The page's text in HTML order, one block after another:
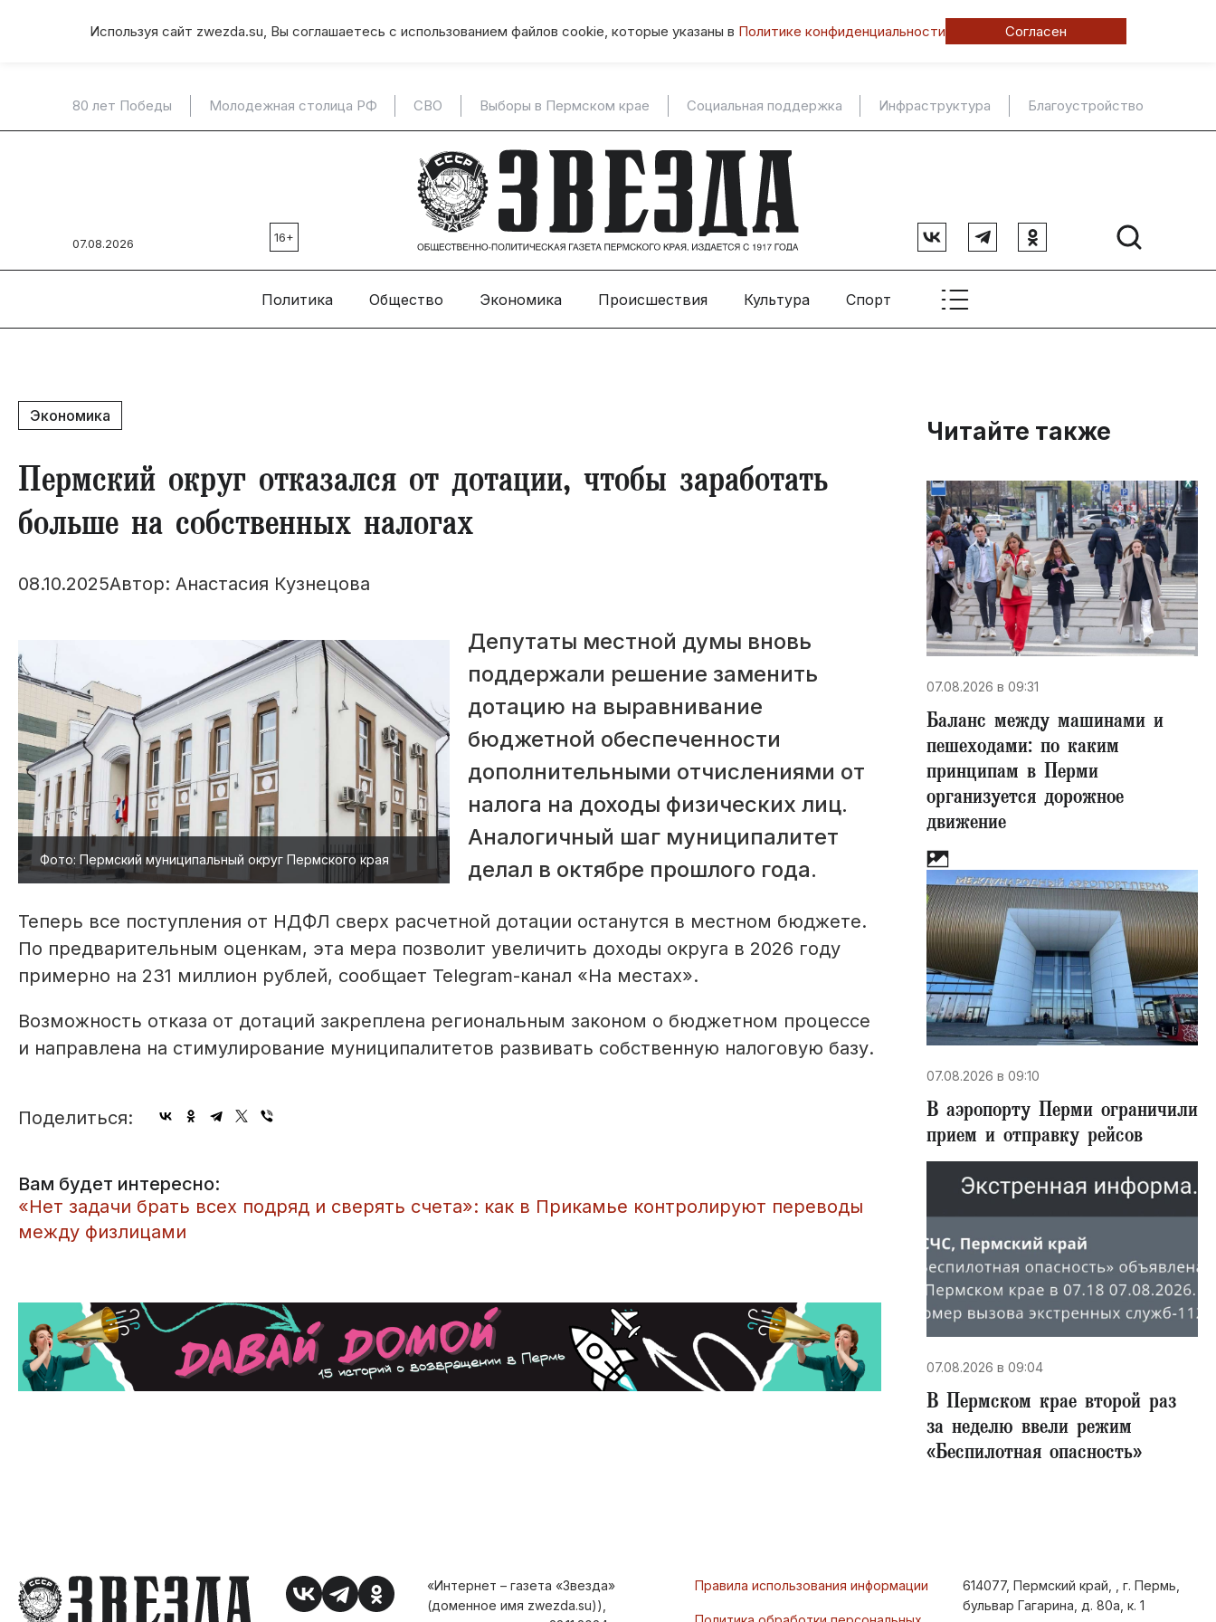
Используя сайт zwezda.su, Вы соглашаетесь с использованием файлов cookie, которые указаны в Политике конфиденциальности Согласен
80 лет Победы Молодежная столица РФ СВО Выборы в Пермском крае Социальная поддержка Инфраструктура Благоустройство
07.08.2026 16+
Политика Общество Экономика Происшествия Культура Спорт
Экономика
​Пермский округ отказался от дотации, чтобы заработать
больше на собственных налогах
08.10.2025Автор: Анастасия Кузнецова
Фото: Пермский муниципальный округ Пермского края
Депутаты местной думы вновь
поддержали решение заменить
дотацию на выравнивание
бюджетной обеспеченности
дополнительными отчислениями от
налога на доходы физических лиц.
Аналогичный шаг муниципалитет
делал в октябре прошлого года.
Теперь все поступления от НДФЛ сверх расчетной дотации останутся в местном бюджете.
По предварительным оценкам, эта мера позволит увеличить доходы округа в 2026 году
примерно на 231 миллион рублей, сообщает Telegram-канал «На местах».
Возможность отказа от дотаций закреплена региональным законом о бюджетном процессе
и направлена на стимулирование муниципалитетов развивать собственную налоговую базу.
Поделиться:
Вам будет интересно:
«Нет задачи брать всех подряд и сверять счета»: как в Прикамье контролируют переводы
между физлицами
Читайте также
07.08.2026 в 09:31
Баланс между машинами и
пешеходами: по каким
принципам в Перми
организуется дорожное
движение
07.08.2026 в 09:10
В аэропорту Перми ограничили
прием и отправку рейсов
07.08.2026 в 09:04
В Пермском крае второй раз
за неделю ввели режим
«Беспилотная опасность»
«Интернет – газета «Звезда»
(доменное имя zwezda.su)),
Правила использования информации
614077, Пермский край, , г. Пермь,
бульвар Гагарина, д. 80а, к. 1